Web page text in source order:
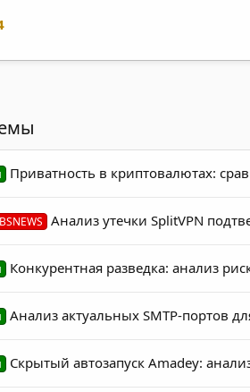
Приватность в криптовалютах:
Анализ утечки SplitVPN
Конкурентная разведка: анализ
Анализ актуальных SMTP-портов
Скрытый автозапуск Amadey: